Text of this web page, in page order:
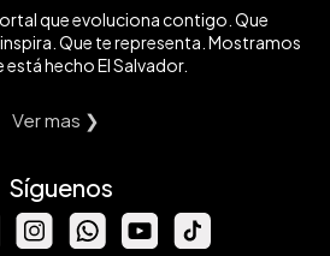
que evoluciona contigo. Que
Que te representa. Mostramos
está hecho El Salvador.
Ver mas ❯
Síguenos